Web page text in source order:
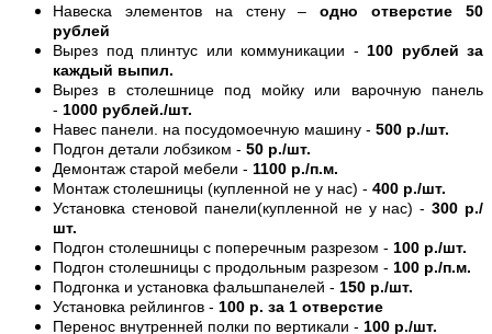
Навеска элементов на стену –одно отверстие 50
рублей
Вырез под плинтус или коммуникации - 100 рублей за
каждый выпил.
Вырез в столешнице под мойку или варочную панель
- 1000 рублей./шт.
Навес панели. на посудомоечную машину - 500 р./шт.
Подгон детали лобзиком - 50 р./шт.
Демонтаж старой мебели - 1100 р./п.м.
Монтаж столешницы (купленной не у нас) - 400 р./шт.
Установка стеновой панели(купленной не у нас) -300 р./
шт.
Подгон столешницы с поперечным разрезом - 100 р./шт.
Подгон столешницы с продольным разрезом - 100 р./п.м.
Подгонка и установка фальшпанелей - 150 р./шт.
Установка рейлингов - 100 р. за 1 отверстие
Перенос внутренней полки по вертикали - 100 р./шт.